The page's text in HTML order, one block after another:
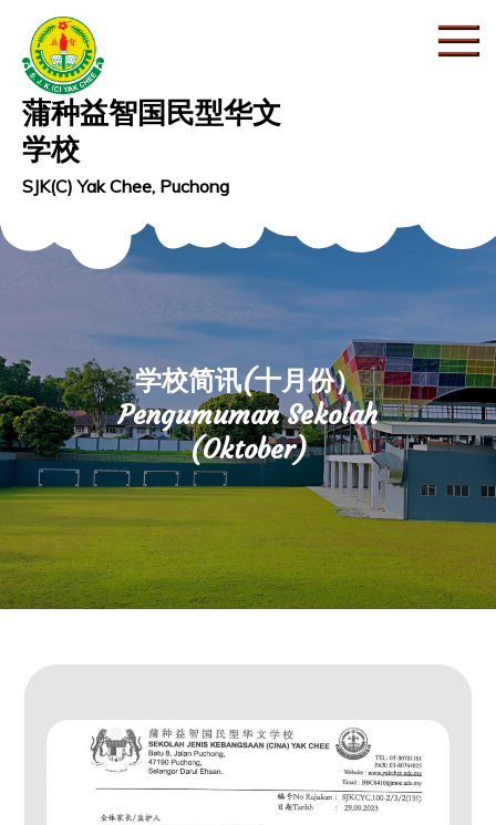
content
蒲种益智国民型华文
学校
SJK(C) Yak Chee, Puchong
学校简讯(十月份）
Pengumuman Sekolah
(Oktober)